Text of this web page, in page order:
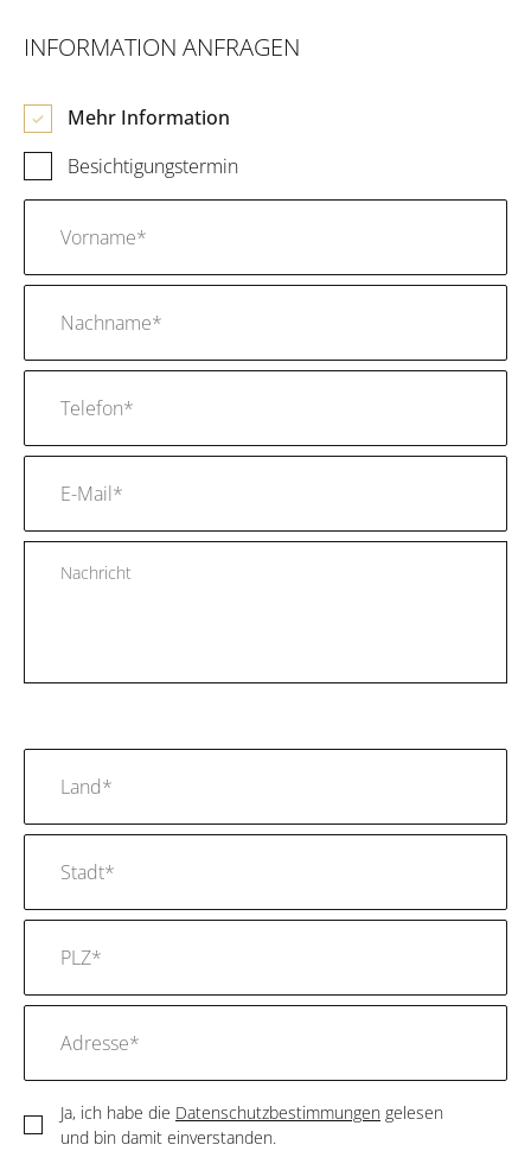
INFORMATION ANFRAGEN
Mehr Information
Besichtigungstermin
Ja, ich habe die Datenschutzbestimmungen gelesen
und bin damit einverstanden.